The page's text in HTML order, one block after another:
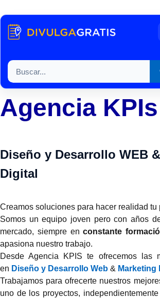
Buscar por:
Agencia KPIs
Diseño y Desarrollo WEB
Digital
Creamos soluciones para hacer realidad tu
Somos un equipo joven pero con años
mercado, siempre enconstante
apasiona nuestro trabajo.
Desde Agencia KPIS te ofrecemos las
en Diseño y Desarrollo Web & Marketing
Trabajamos para ofrecerte nuestros
uno de los proyectos,